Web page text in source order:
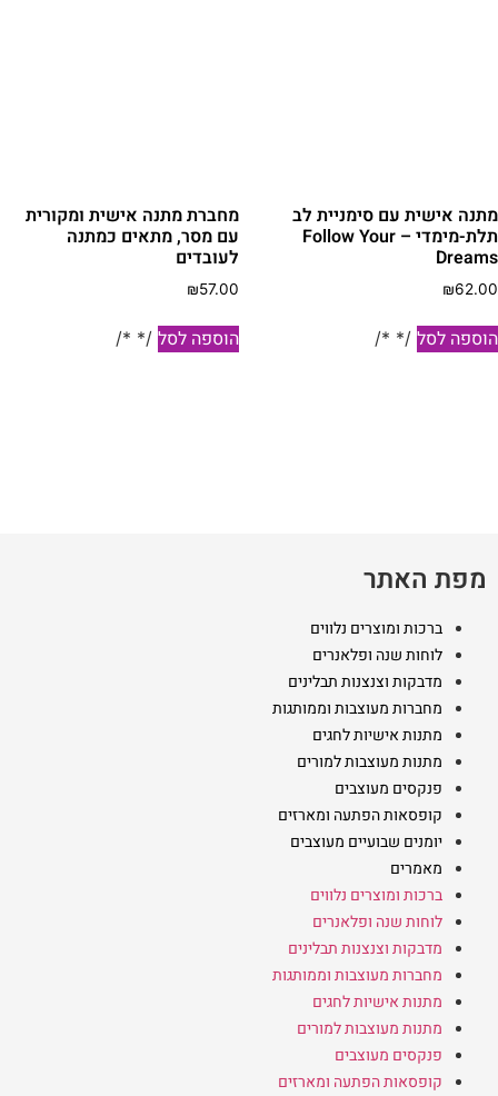
אישית עם סימניית לב
תלת-מימדי – Follow Your
₪
לסל /* */
מחברת מתנה אישית ומקורית
עם מסר, מתאים כמתנה
לעובדים
₪57.00
הוספה לסל /* */
מפת האתר
ברכות ומוצרים נלווים
לוחות שנה ופלאנרים
מדבקות וצנצנות תבלינים
מחברות מעוצבות וממותגות
מתנות אישיות לחגים
מתנות מעוצבות למורים
פנקסים מעוצבים
קופסאות הפתעה ומארזים
יומנים שבועיים מעוצבים
מאמרים
ברכות ומוצרים נלווים
לוחות שנה ופלאנרים
מדבקות וצנצנות תבלינים
מחברות מעוצבות וממותגות
מתנות אישיות לחגים
מתנות מעוצבות למורים
פנקסים מעוצבים
קופסאות הפתעה ומארזים